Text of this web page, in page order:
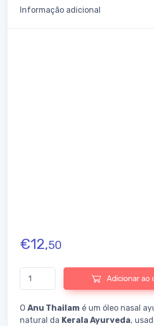
Informação adicional
€12,50
Quantidade de Kerala Ayurveda Anu
Adicionar ao
O Anu Thailam é um óleo nasal
natural da Kerala Ayurveda,